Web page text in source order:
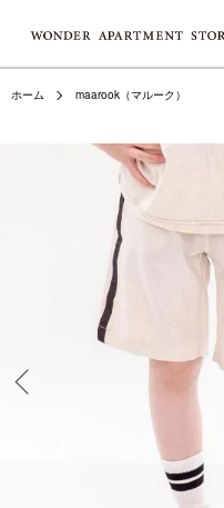
ホーム maarook（マルーク）